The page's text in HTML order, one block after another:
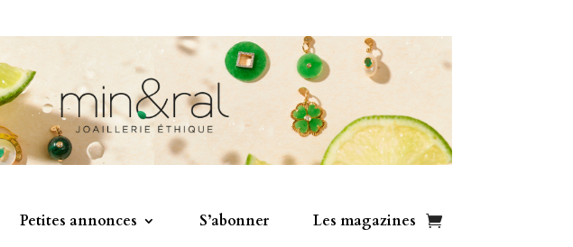
Petites annonces S’abonner Les magazines